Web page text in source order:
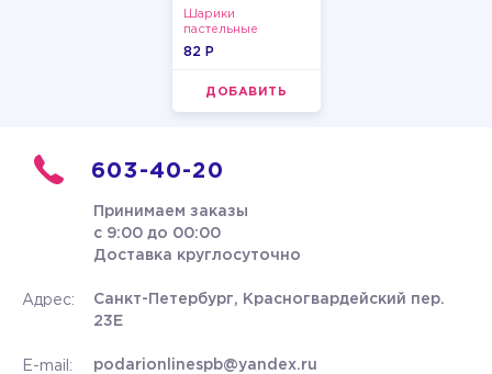
Шарики
пастельные
82 P
ДОБАВИТЬ
603-40-20
Принимаем заказы
с 9:00 до 00:00
Доставка круглосуточно
Адрес:
Санкт-Петербург, Красногвардейский пер.
23Е
E-mail: podarionlinespb@yandex.ru